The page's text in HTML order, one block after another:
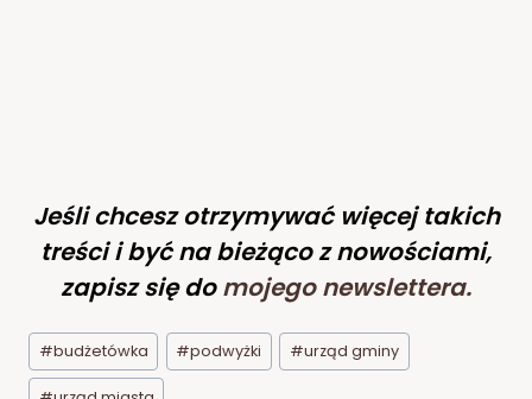
Jeśli chcesz otrzymywać więcej takich
treści i być na bieżąco z nowościami,
zapisz się do mojego newslettera.
Tagi
wpisu:
#budżetówka #podwyżki #urząd gminy